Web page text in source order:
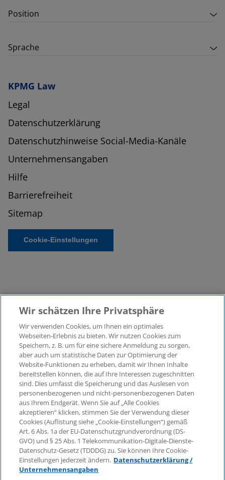
Position
Sprache
KPMG Law
Legal
Datenschutzerklärung
Datenschutzhinweise Social-Media-Kanäle
Unternehmensangaben
Hilfe
Barrierefreiheit
Sitemap
Cookie-Einstellungen
©2026 KPMG Law Rechtsanwaltsgesellschaft mbH,
assoziiert mit der KPMG AG
Wirtschaftsprüfungsgesellschaft, einer
Aktiengesellschaft nach deutschem Recht und ein
Mitglied der globalen KPMG-Organisation
unabhängiger Mitgliedsfirmen, die KPMG International
Limited, einer Private English Company Limited by
Guarantee, angeschlossen sind. Alle Rechte
vorbehalten. Für weitere Einzelheiten über die Struktur
der globalen Organisation von KPMG besuchen Sie
bittehttps://home.kpmg/governance.
KPMG International erbringt keine Dienstleistungen für
Kunden. Keine Mitgliedsfirma ist befugt, KPMG
Wir schätzen Ihre Privatsphäre
Wir verwenden Cookies, um Ihnen ein optimales
Webseiten-Erlebnis zu bieten. Wir nutzen Cookies zum
Speichern, z. B. um für eine sichere Anmeldung zu sorgen,
aber auch um statistische Daten zur Optimierung der
Website-Funktionen zu erheben, damit wir Ihnen Inhalte
bereitstellen können, die auf Ihre Interessen zugeschnitten
sind. Dies umfasst die Speicherung und das Auslesen von
personenbezogenen und nicht-personenbezogenen Daten
aus Ihrem Endgerät. Wenn Sie auf „Alle Cookies
akzeptieren“ klicken, stimmen Sie der Verwendung dieser
Cookies (Auflistung siehe „Cookie-Einstellungen“) gemäß
Art. 6 Abs. 1a der EU-Datenschutzgrundverordnung (DS-
GVO) und § 25 Abs. 1 Telekommunikation-Digitale-Dienste-
Datenschutz-Gesetz (TDDDG) zu. Sie können Ihre Cookie-
Einstellungen jederzeit ändern. Datenschutzerklärung /
Unternehmensangaben